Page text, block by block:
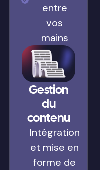
entre
vos
mains
Gestion
du
contenu
Intégration
et mise en
forme de